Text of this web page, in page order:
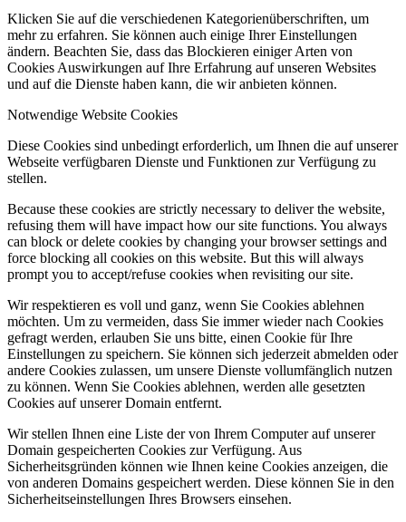
Klicken Sie auf die verschiedenen Kategorienüberschriften, um
mehr zu erfahren. Sie können auch einige Ihrer Einstellungen
ändern. Beachten Sie, dass das Blockieren einiger Arten von
Cookies Auswirkungen auf Ihre Erfahrung auf unseren Websites
und auf die Dienste haben kann, die wir anbieten können.
Notwendige Website Cookies
Diese Cookies sind unbedingt erforderlich, um Ihnen die auf unserer
Webseite verfügbaren Dienste und Funktionen zur Verfügung zu
stellen.
Because these cookies are strictly necessary to deliver the website,
refusing them will have impact how our site functions. You always
can block or delete cookies by changing your browser settings and
force blocking all cookies on this website. But this will always
prompt you to accept/refuse cookies when revisiting our site.
Wir respektieren es voll und ganz, wenn Sie Cookies ablehnen
möchten. Um zu vermeiden, dass Sie immer wieder nach Cookies
gefragt werden, erlauben Sie uns bitte, einen Cookie für Ihre
Einstellungen zu speichern. Sie können sich jederzeit abmelden oder
andere Cookies zulassen, um unsere Dienste vollumfänglich nutzen
zu können. Wenn Sie Cookies ablehnen, werden alle gesetzten
Cookies auf unserer Domain entfernt.
Wir stellen Ihnen eine Liste der von Ihrem Computer auf unserer
Domain gespeicherten Cookies zur Verfügung. Aus
Sicherheitsgründen können wie Ihnen keine Cookies anzeigen, die
von anderen Domains gespeichert werden. Diese können Sie in den
Sicherheitseinstellungen Ihres Browsers einsehen.